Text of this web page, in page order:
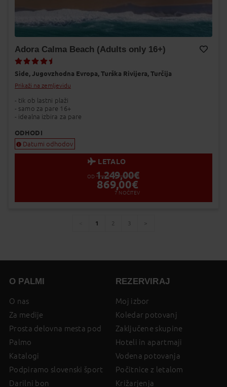
Adora Calma Beach (Adults only 16+)
Side,
Jugovzhodna Evropa, Turška Rivijera, Turčija
Prikaži na zemljevidu
- tik ob lastni plaži
- samo za pare 16+
- idealna izbira za pare
ODHODI
Datumi odhodov
LETALO
OD1.249,00€
869,00€
7 NOČITEV
You're
1
page
2
page
3
O PALMI
O nas
Za medije
Prosta delovna mesta pod
Palmo
Katalogi
Podpiramo slovenski šport
Darilni bon
REZERVIRAJ
Moj izbor
Koledar potovanj
Zaključene skupine
Hoteli in apartmaji
Vodena potovanja
Počitnice z letalom
Križarjenja